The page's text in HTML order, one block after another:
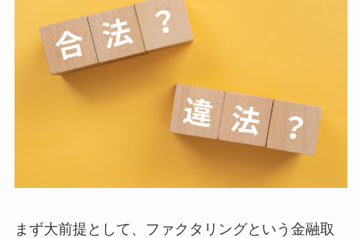
まず大前提として、ファクタリングという金融取